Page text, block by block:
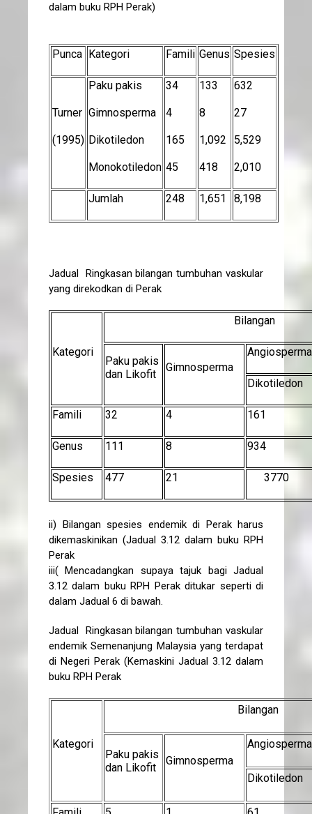
dalam buku RPH Perak)
Punca Kategori Famili Genus Spesies
Turner
(1995)
Paku pakis
Gimnosperma
Dikotiledon
Monokotiledon
34
4
165
45
133
8
1,092
418
632
27
5,529
2,010
Jumlah 248 1,651 8,198
Jadual Ringkasan bilangan tumbuhan vaskular
yang direkodkan di Perak
Kategori
Bilangan
Paku pakis
dan Likofit
Gimnosperma
Angiosperma
Dikotiledon
Famili 32 4 161
Genus 111 8 934
Spesies 477 21 3770
ii) Bilangan spesies endemik di Perak harus
dikemaskinikan (Jadual 3.12 dalam buku RPH
Perak
iii( Mencadangkan supaya tajuk bagi Jadual
3.12 dalam buku RPH Perak ditukar seperti di
dalam Jadual 6 di bawah.
Jadual Ringkasan bilangan tumbuhan vaskular
endemik Semenanjung Malaysia yang terdapat
di Negeri Perak (Kemaskini Jadual 3.12 dalam
buku RPH Perak
Kategori
Bilangan
Paku pakis
dan Likofit
Gimnosperma
Angiosperma
Dikotiledon